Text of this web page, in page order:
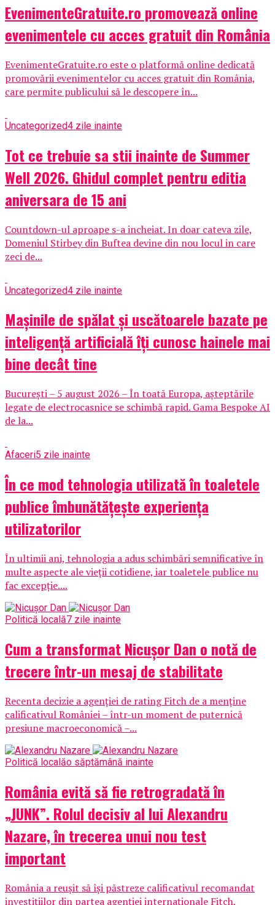
EvenimenteGratuite.ro promovează online
evenimentele cu acces gratuit din România
EvenimenteGratuite.ro este o platformă online dedicată
promovării evenimentelor cu acces gratuit din România,
care permite publicului să le descopere în...
Uncategorized4 zile inainte
Tot ce trebuie sa stii inainte de Summer
Well 2026. Ghidul complet pentru editia
aniversara de 15 ani
Countdown-ul aproape s-a incheiat. In doar cateva zile,
Domeniul Stirbey din Buftea devine din nou locul in care
zeci de...
Uncategorized4 zile inainte
Mașinile de spălat și uscătoarele bazate pe
inteligență artificială îți cunosc hainele mai
bine decât tine
București – 5 august 2026 – În toată Europa, așteptările
legate de electrocasnice se schimbă rapid. Gama Bespoke AI
de la...
Afaceri5 zile inainte
În ce mod tehnologia utilizată în toaletele
publice îmbunătățește experiența
utilizatorilor
În ultimii ani, tehnologia a adus schimbări semnificative în
multe aspecte ale vieții cotidiene, iar toaletele publice nu
fac excepție....
Politică locală7 zile inainte
Cum a transformat Nicușor Dan o notă de
trecere într-un mesaj de stabilitate
Recenta decizie a agenției de rating Fitch de a menține
calificativul României – într-un moment de puternică
presiune macroeconomică –...
Politică localăo săptămână inainte
România evită să fie retrogradată în
„JUNK”. Rolul decisiv al lui Alexandru
Nazare, în trecerea unui nou test
important
România a reușit să își păstreze calificativul recomandat
investițiilor din partea agenției internaționale Fitch,